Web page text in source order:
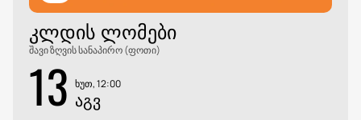
ᲙᲚᲓᲘᲡ ᲚᲝᲛᲔᲑᲘ
შავი ზღვის სანაპირო (ფოთი)
13 ხუთ, 12:00
ᲐᲒᲕ